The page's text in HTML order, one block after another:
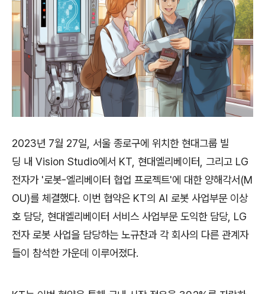
2023년 7월 27일, 서울 종로구에 위치한 현대그룹 빌
딩 내 Vision Studio에서 KT, 현대엘리베이터, 그리고 LG
전자가 '로봇-엘리베이터 협업 프로젝트'에 대한 양해각서(M
OU)를 체결했다. 이번 협약은 KT의 AI 로봇 사업부문 이상
호 담당, 현대엘리베이터 서비스 사업부문 도익한 담당, LG
전자 로봇 사업을 담당하는 노규찬과 각 회사의 다른 관계자
들이 참석한 가운데 이루어졌다.